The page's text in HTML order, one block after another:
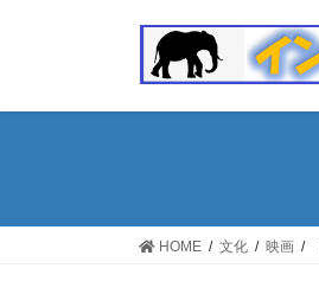
HOME 文化 映画